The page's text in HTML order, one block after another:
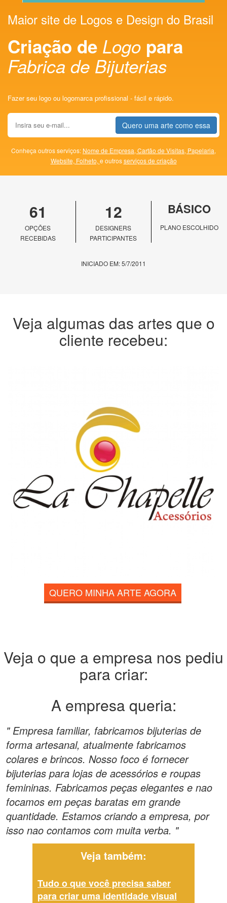
Maior site de Logos e Design do Brasil
Criação de Logo para
Fabrica de Bijuterias
Fazer seu logo ou logomarca profissional - fácil e rápido.
Quero uma arte como essa
Conheça outros serviços: Nome de Empresa, Cartão de Visitas, Papelaria,
Website, Folheto, e outrosserviços de criação
61
OPÇÕES
RECEBIDAS
12
DESIGNERS
PARTICIPANTES
BÁSICO
PLANO ESCOLHIDO
INICIADO EM: 5/7/2011
Veja algumas das artes que o
cliente recebeu:
QUERO MINHA ARTE AGORA
Veja o que a empresa nos pediu
para criar:
A empresa queria:
" Empresa familiar, fabricamos bijuterias de
forma artesanal, atualmente fabricamos
colares e brincos. Nosso foco é fornecer
bijuterias para lojas de acessórios e roupas
femininas. Fabricamos peças elegantes e nao
focamos em peças baratas em grande
quantidade. Estamos criando a empresa, por
isso nao contamos com muita verba. "
Veja também:
Tudo o que você precisa saber
para criar uma identidade visual